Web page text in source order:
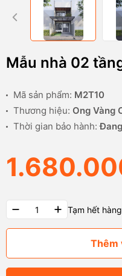
Mẫu nhà 02
Mã sản phẩm: M2T10
Thương hiệu: Ong Vàng
Thời gian bảo hành:
Tạm hết
Thêm